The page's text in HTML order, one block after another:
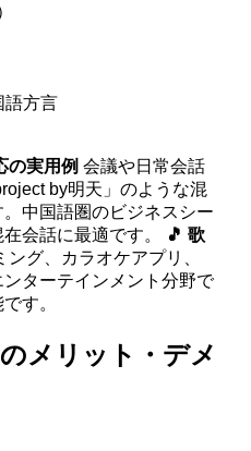
語方言
の実用例 会議や日常会話
by明天」のような混
中国語圏のビジネスシー
会話に最適です。
🎵 歌
グ、カラオケアプリ、
ターテインメント分野で
す。
メリット・デメ